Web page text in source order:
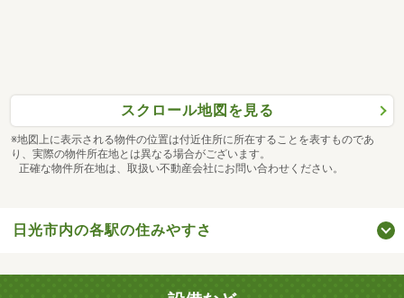
スクロール地図を見る
※地図上に表示される物件の位置は付近住所に所在することを表すものであ
り、実際の物件所在地とは異なる場合がございます。
正確な物件所在地は、取扱い不動産会社にお問い合わせください。
日光市内の各駅の住みやすさ